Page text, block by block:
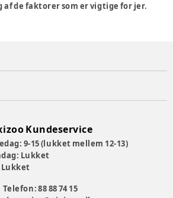
de faktorer som er vigtige for jer.
Kundeservice
9-15 (lukket mellem 12-13)
Lukket
Lukket
Telefon: 88 88 74 15